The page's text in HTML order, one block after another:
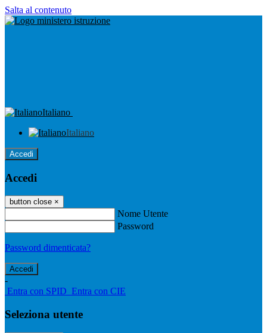
Salta al contenuto
Italiano
Italiano
Accedi
Accedi
button close ×
Nome Utente
Password
Password dimenticata?
-
Entra con SPID Entra con CIE
Seleziona utente